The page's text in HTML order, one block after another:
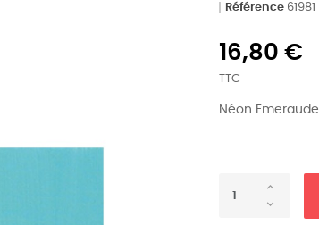
Référence 61981
16,80 €
TTC
Néon Emeraude